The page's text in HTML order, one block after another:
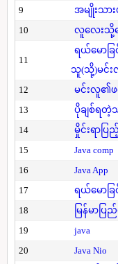
9
အမျိုးသာ
10
လူလေးသို့ပ
11
ရယ်မောခြ
သူ(သို့)မင်း
12 မင်းလူ၏ဖ
13
ပိုချစ်ရတဲ့
14
မှိုင်းရာပ
15
Java comp
16
Java App
17
ရယ်မောခြ
18
မြန်မာပ
19
java
20
Java Nio